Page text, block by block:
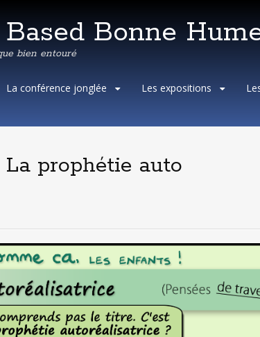
Bonne
bien entouré
Aller
La conférence jonglée Les expositions
prophétie auto